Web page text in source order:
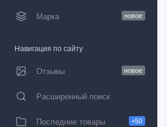
Марка новое
Навигация по сайту
Отзывы новое
Расширенный поиск
Последние товары +50